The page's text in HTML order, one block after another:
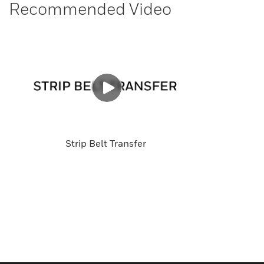
Recommended Video
Strip Belt Transfer